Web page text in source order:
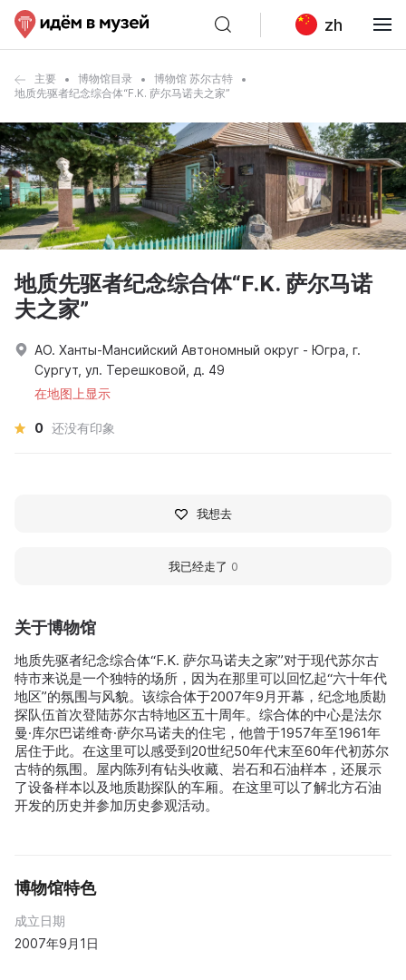
zh
主要 博物馆目录
博物馆 苏尔古特
地质先驱者纪念综合体“F.K. 萨尔马诺夫之家”
关于博物馆
地质先驱者纪念综合体“F.K. 萨尔马诺夫之家”对于现代苏尔古
特市来说是一个独特的场所，因为在那里可以回忆起“六十年代
地区”的氛围与风貌。该综合体于2007年9月开幕，纪念地质勘
探队伍首次登陆苏尔古特地区五十周年。综合体的中心是法尔
曼·库尔巴诺维奇·萨尔马诺夫的住宅，他曾于1957年至1961年
居住于此。在这里可以感受到20世纪50年代末至60年代初苏尔
古特的氛围。屋内陈列有钻头收藏、岩石和石油样本，还展示
了设备样本以及地质勘探队的车厢。在这里可以了解北方石油
开发的历史并参加历史参观活动。
博物馆特色
成立日期
2007年9月1日
地质先驱者纪念综合体“F.K. 萨尔马诺
夫之家”
АО. Ханты-Мансийский Автономный округ - Югра, г.
Сургут, ул. Терешковой, д. 49
在地图上显示
0 还没有印象
我想去
我已经走了 0